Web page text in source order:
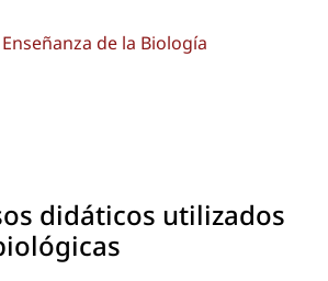
de la Biología
didáticos utilizados